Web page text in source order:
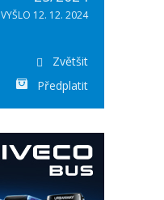
VYŠLO 12. 12. 2024
Zvětšit
Předplatit